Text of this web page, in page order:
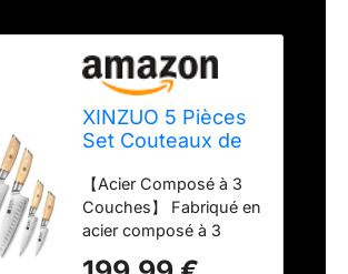
XINZUO 5 Pièces
Set Couteaux de
Composite,
Ensemble de
Couteaux de Chef
en 10Cr15CoMoV
【Acier Composé à 3
Couches】 Fabriqué en
acier composé à 3